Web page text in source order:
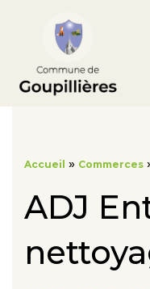
Accueil » Commerces
ADJ